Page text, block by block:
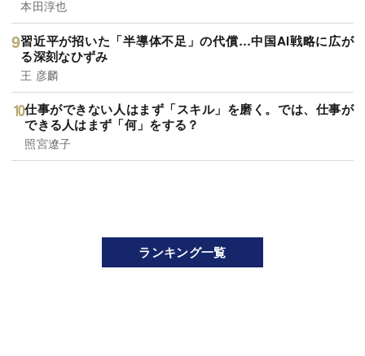
本田淳也
習近平が招いた「半導体不足」の代償…中国AI戦略に広が
る深刻なひずみ
王 彦麟
仕事ができない人はまず「スキル」を磨く。では、仕事が
できる人はまず「何」をする？
照宮遼子
ランキング一覧